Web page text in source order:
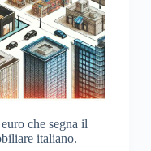
che segna il
italiano.